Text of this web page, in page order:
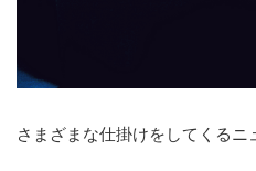
さまざまな仕掛けをしてくるニ